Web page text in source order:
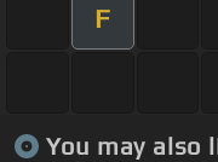
F
You may also